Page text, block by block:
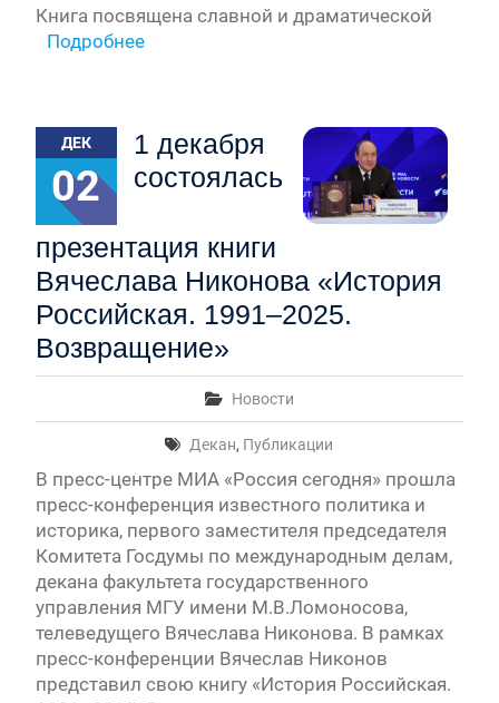
Книга посвящена славной и драматической
Подробнее
ДЕК
02
1 декабря
состоялась
презентация книги
Вячеслава Никонова «История
Российская. 1991–2025.
Возвращение»
Новости
Декан, Публикации
В пресс-центре МИА «Россия сегодня» прошла
пресс-конференция известного политика и
историка, первого заместителя председателя
Комитета Госдумы по международным делам,
декана факультета государственного
управления МГУ имени М.В.Ломоносова,
телеведущего Вячеслава Никонова. В рамках
пресс-конференции Вячеслав Никонов
представил свою книгу «История Российская.